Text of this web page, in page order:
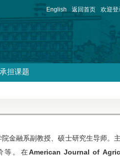
English 返回首页 欢迎登
承担课题
金融系副教授、硕士研究生导师。
等。在American Journal of